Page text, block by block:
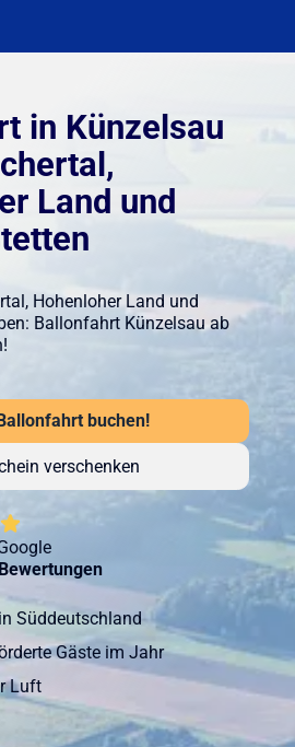
in Künzelsau
Land und
Hohenloher Land und
Ballonfahrt Künzelsau ab
buchen!
verschenken
Süddeutschland
Gäste im Jahr
Luft